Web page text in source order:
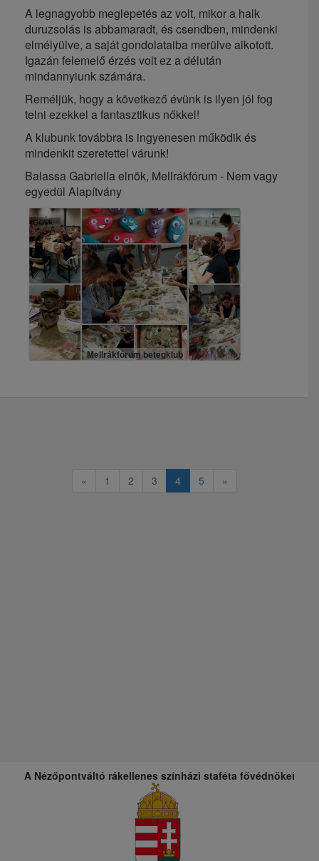
A legnagyobb meglepetés az volt, mikor a halk
duruzsolás is abbamaradt, és csendben, mindenki
elmélyülve, a saját gondolataiba merülve alkotott.
Igazán felemelő érzés volt ez a délután
mindannyiunk számára.
Reméljük, hogy a következő évünk is ilyen jól fog
telni ezekkel a fantasztikus nőkkel!
A klubunk továbbra is ingyenesen működik és
mindenkit szeretettel várunk!
Balassa Gabriella elnök, Mellrákfórum - Nem vagy
egyedül Alapítvány
Mellrákfórum betegklub
« 1 2 3 4 5 »
A Nézőpontváltó rákellenes színházi staféta fővédnökei